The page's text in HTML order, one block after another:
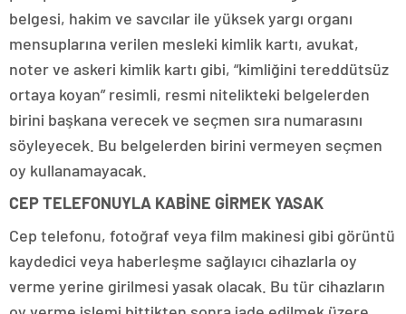
belgesi, hakim ve savcılar ile yüksek yargı organı
mensuplarına verilen mesleki kimlik kartı, avukat,
noter ve askeri kimlik kartı gibi, “kimliğini tereddütsüz
ortaya koyan” resimli, resmi nitelikteki belgelerden
birini başkana verecek ve seçmen sıra numarasını
söyleyecek. Bu belgelerden birini vermeyen seçmen
oy kullanamayacak.
CEP TELEFONUYLA KABİNE GİRMEK YASAK
Cep telefonu, fotoğraf veya film makinesi gibi görüntü
kaydedici veya haberleşme sağlayıcı cihazlarla oy
verme yerine girilmesi yasak olacak. Bu tür cihazların